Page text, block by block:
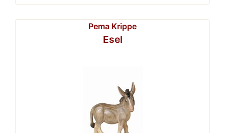
Pema Krippe
Esel